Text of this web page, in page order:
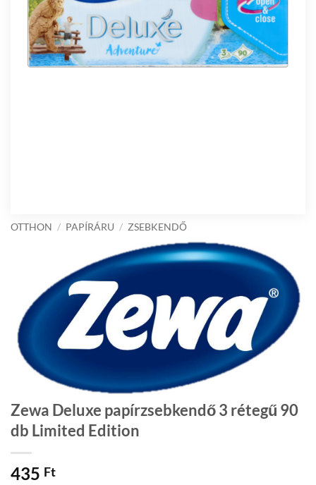
OTTHON / PAPÍRÁRU / ZSEBKENDŐ
Zewa Deluxe papírzsebkendő 3 rétegű 90
db Limited Edition
435 Ft